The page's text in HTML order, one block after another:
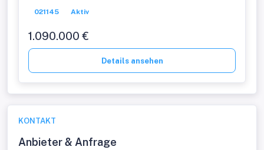
021145 Aktiv
1.090.000 €
Details ansehen
KONTAKT
Anbieter & Anfrage